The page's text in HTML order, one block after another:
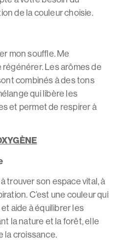
de la couleur choisie.
mon souffle. Me
Les arômes de
combinés à des tons
qui libère les
et permet de respirer à
à trouver son espace vital, à
C’est une couleur qui
aide à équilibrer les
la nature et la forêt, elle
la croissance.